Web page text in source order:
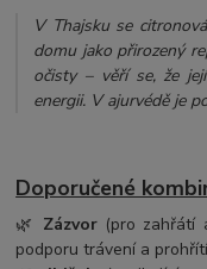
V Thajsku se
domu jako přirozený
očisty – věří se, že
energii. V ajurvédě je
Doporučené
🌿 Zázvor (pro zahřátí
podporu trávení a